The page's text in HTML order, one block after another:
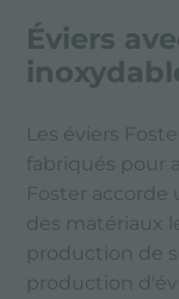
Éviers
Les éviers
fabriqués pour
Foster
des matériaux
production de
production